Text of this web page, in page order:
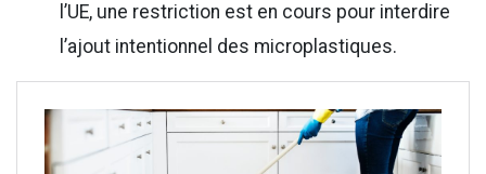
l’UE, une restriction est en cours pour interdire
l’ajout intentionnel des microplastiques.